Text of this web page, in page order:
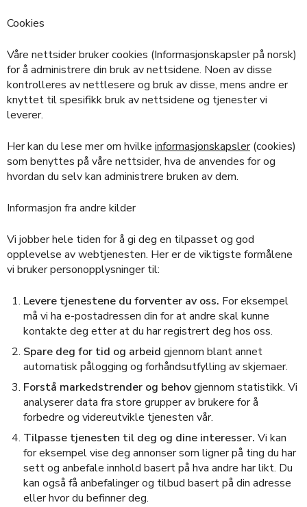
Cookies
Våre nettsider bruker cookies (Informasjonskapsler på norsk)
for å administrere din bruk av nettsidene. Noen av disse
kontrolleres av nettlesere og bruk av disse, mens andre er
knyttet til spesifikk bruk av nettsidene og tjenester vi
leverer.
Her kan du lese mer om hvilke informasjonskapsler(cookies)
som benyttes på våre nettsider, hva de anvendes for og
hvordan du selv kan administrere bruken av dem.
Informasjon fra andre kilder
Vi jobber hele tiden for å gi deg en tilpasset og god
opplevelse av webtjenesten. Her er de viktigste formålene
vi bruker personopplysninger til:
Levere tjenestene du forventer av oss. For eksempel
må vi ha e-postadressen din for at andre skal kunne
kontakte deg etter at du har registrert deg hos oss.
Spare deg for tid og arbeid gjennom blant annet
automatisk pålogging og forhåndsutfylling av skjemaer.
Forstå markedstrender og behovgjennom statistikk. Vi
analyserer data fra store grupper av brukere for å
forbedre og videreutvikle tjenesten vår.
Tilpasse tjenesten til deg og dine interesser. Vi kan
for eksempel vise deg annonser som ligner på ting du har
sett og anbefale innhold basert på hva andre har likt. Du
kan også få anbefalinger og tilbud basert på din adresse
eller hvor du befinner deg.